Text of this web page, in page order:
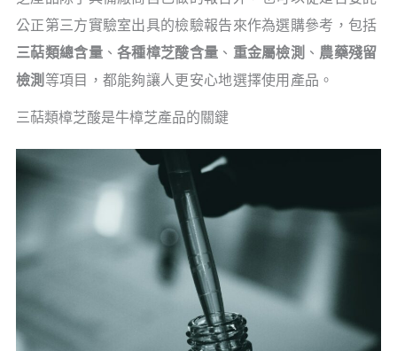
公正第三方實驗室出具的檢驗報告來作為選購參考，包括
三萜類總含量、各種樟芝酸含量 、 重金屬檢測 、 農藥殘留
檢測 等項目，都能夠讓人更安心地選擇使用產品。
三萜類樟芝酸是牛樟芝產品的關鍵